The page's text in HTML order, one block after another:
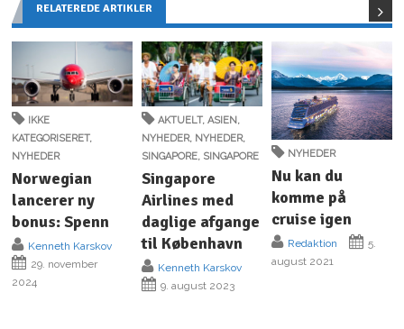
RELATEREDE ARTIKLER
IKKE
KATEGORISERET,
NYHEDER
Norwegian
lancerer ny
bonus: Spenn
Kenneth Karskov
29. november
2024
AKTUELT,ASIEN
NYHEDER, NYHEDER,
SINGAPORE SINGAPORE
Singapore
Airlines med
daglige afgange
til København
Kenneth Karskov
9. august 2023
NYHEDER
Nu kan du
komme på
cruise igen
Redaktion
5.
august 2021